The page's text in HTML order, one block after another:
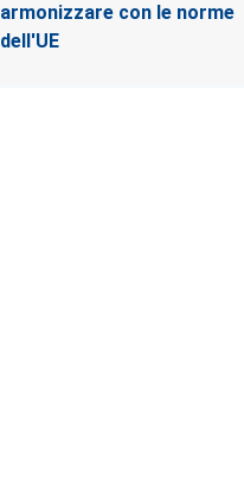
armonizzare con le norme
dell'UE